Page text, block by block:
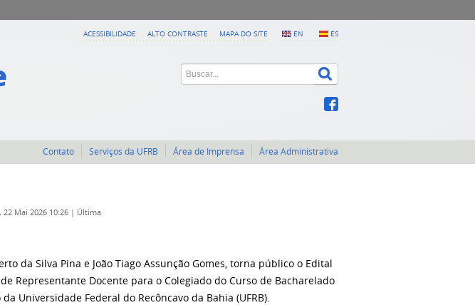
EN ES
ACESSIBILIDADE ALTO CONTRASTE MAPA DO SITE
Contato Serviços da UFRB Área de Imprensa Área Administrativa
Mai 2026 10:26 | Última
da Silva Pina e João Tiago Assunção Gomes, torna público o Edital
Representante Docente para o Colegiado do Curso de Bacharelado
Universidade Federal do Recôncavo da Bahia (UFRB).